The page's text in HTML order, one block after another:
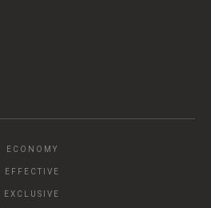
ECONOMY
EFFECTIVE
EXCLUSIVE